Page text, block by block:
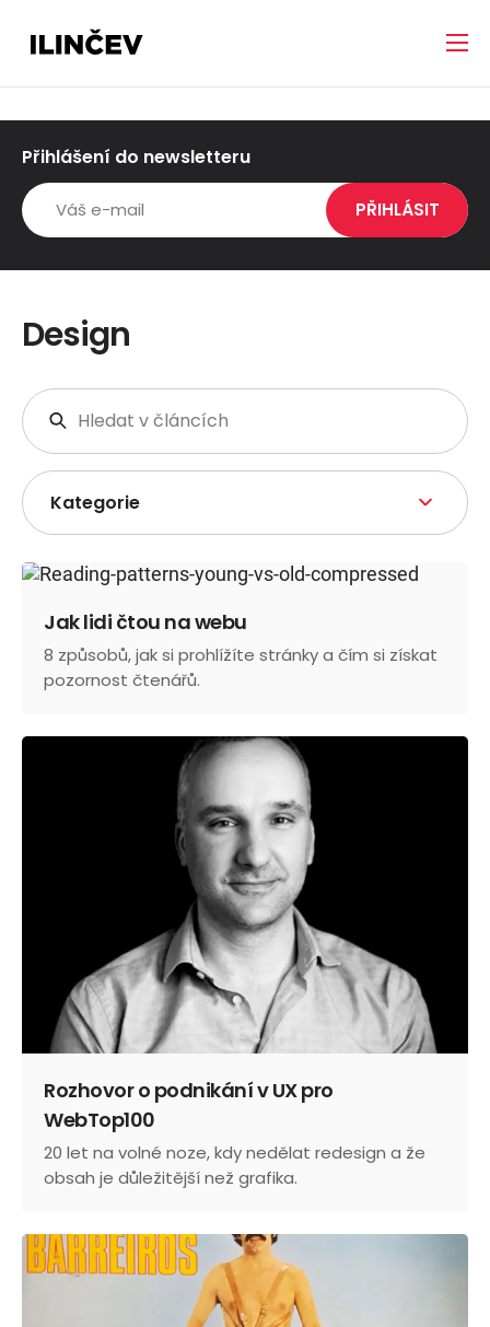
Přihlášení do newsletteru
Design
Jak lidi čtou na webu
8 způsobů, jak si prohlížíte stránky a čím si získat
pozornost čtenářů.
Rozhovor o podnikání v UX pro
WebTop100
20 let na volné noze, kdy nedělat redesign a že
obsah je důležitější než grafika.
Kategorie